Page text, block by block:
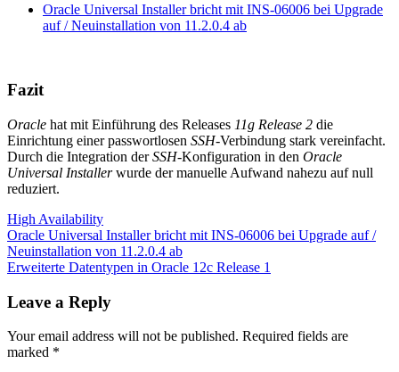
Oracle Universal Installer bricht mit INS-06006 bei Upgrade
auf / Neuinstallation von 11.2.0.4 ab
Fazit
Oracle hat mit Einführung des Releases 11g Release 2 die
Einrichtung einer passwortlosen SSH-Verbindung stark vereinfacht.
Durch die Integration derSSH-Konfiguration in den Oracle
Universal Installerwurde der manuelle Aufwand nahezu auf null
reduziert.
High Availability
Post
navigation
Previous
Post:
Oracle Universal Installer bricht mit INS-06006 bei Upgrade auf /
Neuinstallation von 11.2.0.4 ab
Next
Erweiterte Datentypen in Oracle 12c Release 1
Leave a Reply
Your email address will not be published. Required fields are
marked *